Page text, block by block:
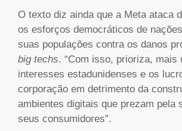
O texto diz ainda que a Meta ataca
os esforços democráticos de
suas populações contra os danos
big techs. “Com isso, prioriza, mais
interesses estadunidenses e os
corporação em detrimento da
ambientes digitais que prezam pela
seus consumidores”.